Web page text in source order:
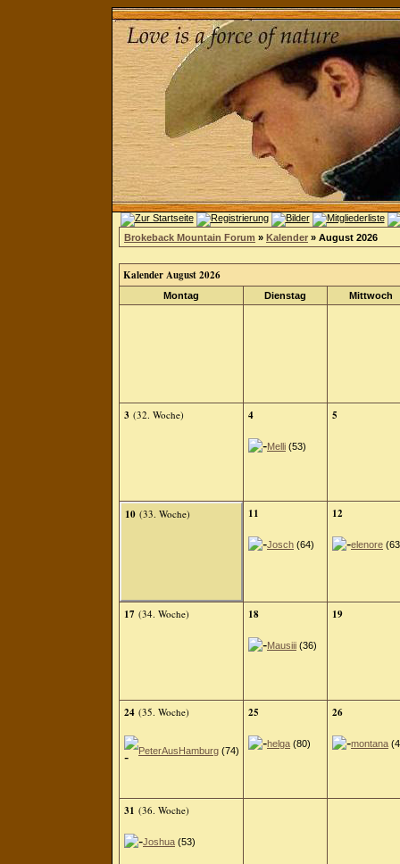
Brokeback Mountain Forum » Kalender » August 2026
Kalender August 2026
Montag Dienstag Mittwoch
3 (32. Woche) 4
Melli (53)
5
10 (33. Woche) 11
Josch (64)
12
elenore
17 (34. Woche) 18
Mausiii (36)
19
24 (35. Woche)
PeterAusHamburg (74)
25
helga (80)
26
montana
31 (36. Woche)
Joshua (53)